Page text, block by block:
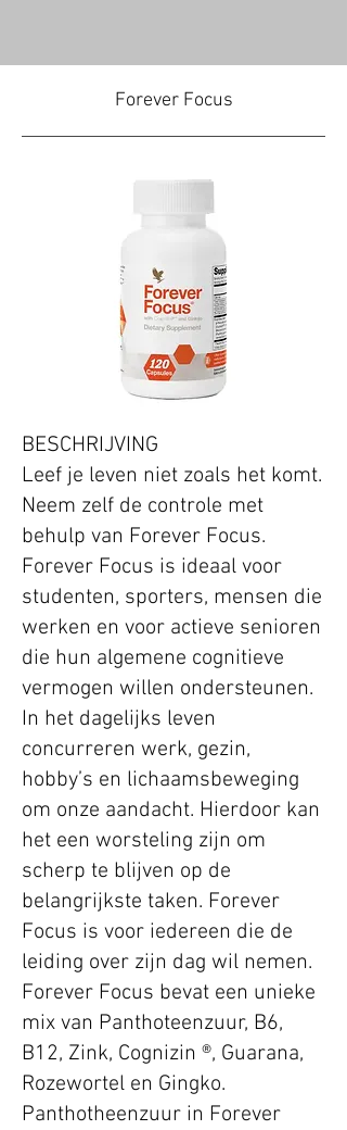
Forever Focus
BESCHRIJVING
Leef je leven niet zoals het komt.
Neem zelf de controle met
behulp van Forever Focus.
Forever Focus is ideaal voor
studenten, sporters, mensen die
werken en voor actieve senioren
die hun algemene cognitieve
vermogen willen ondersteunen.
In het dagelijks leven
concurreren werk, gezin,
hobby’s en lichaamsbeweging
om onze aandacht. Hierdoor kan
het een worsteling zijn om
scherp te blijven op de
belangrijkste taken. Forever
Focus is voor iedereen die de
leiding over zijn dag wil nemen.
Forever Focus bevat een unieke
mix van Panthoteenzuur, B6,
B12, Zink, Cognizin ®, Guarana,
Rozewortel en Gingko.
Panthotheenzuur in Forever